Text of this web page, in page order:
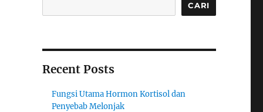
CARI
Recent Posts
Fungsi Utama Hormon Kortisol dan
Penyebab Melonjak